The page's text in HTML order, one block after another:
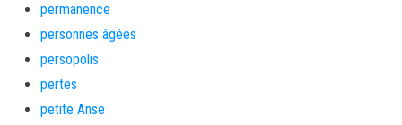
permanence
personnes âgées
persopolis
pertes
petite Anse